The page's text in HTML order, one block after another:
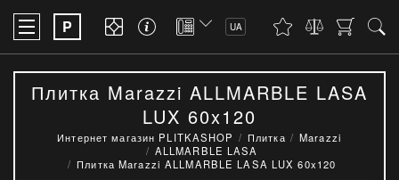
P UA
Плитка Marazzi ALLMARBLE LASA
LUX 60x120
Интернет магазин PLITKASHOP Плитка
Marazzi
ALLMARBLE LASA
Плитка Marazzi ALLMARBLE LASA LUX 60x120